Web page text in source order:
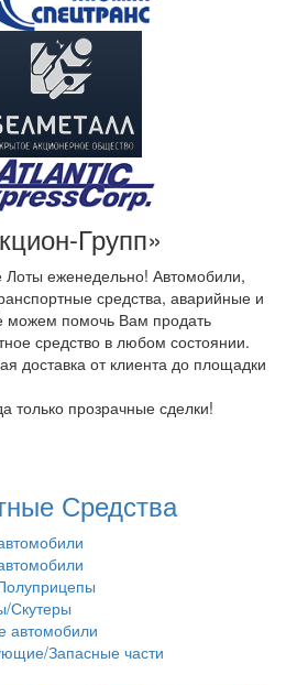
Групп»
еженедельно! Автомобили,
средства, аварийные и
можем помочь Вам продать
средство в любом состоянии.
доставка от клиента до площадки
только прозрачные сделки!
Средства
Скутеры
автомобили
Запасные части